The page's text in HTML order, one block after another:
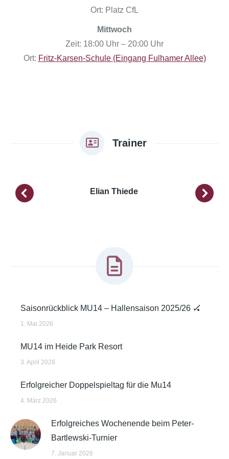
Ort: Platz CfL
Mittwoch
Zeit: 18:00 Uhr – 20:00 Uhr
Ort: Fritz-Karsen-Schule (Eingang Fulhamer Allee)
Trainer
Elian Thiede
Saisonrückblick MU14 – Hallensaison 2025/26 🏑
1. Mai 2026
MU14 im Heide Park Resort
3. April 2026
Erfolgreicher Doppelspieltag für die Mu14
4. März 2026
Erfolgreiches Wochenende beim Peter-
Bartlewski-Turnier
7. Januar 2026